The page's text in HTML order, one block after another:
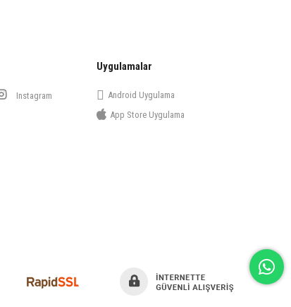
Instagram
Uygulamalar
Android Uygulama
App Store Uygulama